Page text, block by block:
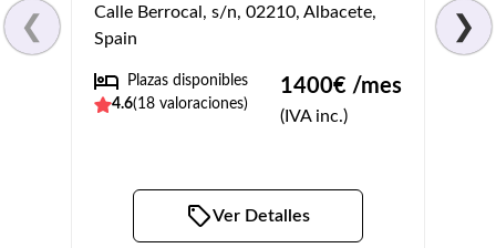
❮
Calle Berrocal, s/n, 02210, Albacete,
Spain
Plazas disponibles
4.6(18 valoraciones)
1400€ /mes
(IVA inc.)
Ver Detalles
❯